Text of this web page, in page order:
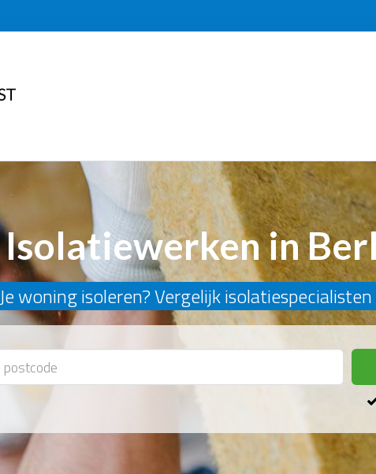
Isolatiewerken in
Je woning isoleren? Vergelijk